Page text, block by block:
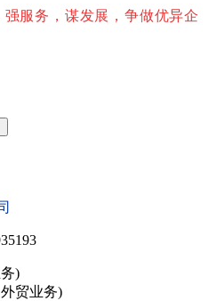
服务，谋发展，争做优异企
)
贸业务)